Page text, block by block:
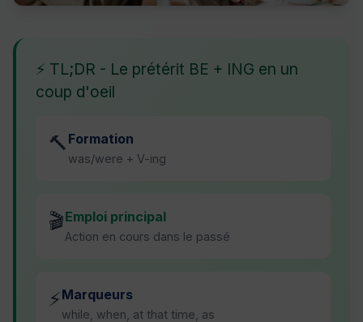
⚡ TL;DR - Le prétérit BE + ING en un
coup d'oeil
🔨 Formation
was/were + V-ing
🎬Emploi principal
Action en cours dans le passé
⚡Marqueurs
while, when, at that time, as